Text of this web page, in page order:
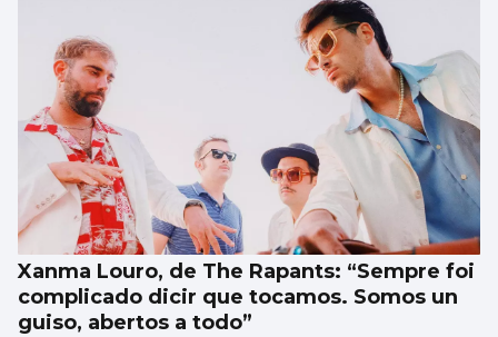
A Guarda y Tomiño ofrecen enclaves
únicos para el eclipse
Xanma Louro, de The Rapants: “Sempre foi
complicado dicir que tocamos. Somos un
guiso, abertos a todo”